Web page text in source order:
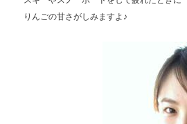
りんごの甘さがしみますよ♪